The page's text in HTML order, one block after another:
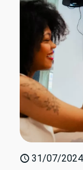
31/07/2024